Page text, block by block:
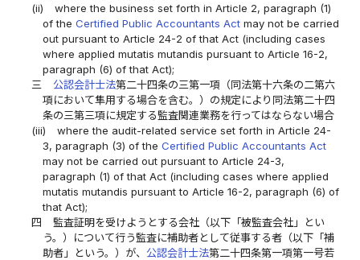
(ii)
where the business set forth in Article 2, paragraph (1)
of the Certified Public Accountants Actmay not be carried
out pursuant to Article 24-2 of that Act (including cases
where applied mutatis mutandis pursuant to Article 16-2,
paragraph (6) of that Act);
三
公認会計士法第二十四条の三第一項（同法第十六条の二第六
項において隼用する場合を含む。）の規定により同法第二十四
条の三第三項に規定する監査関連業務を行ってはならない場合
(iii)
where the audit-related service set forth in Article 24-
3, paragraph (3) of the Certified Public Accountants Act
may not be carried out pursuant to Article 24-3,
paragraph (1) of that Act (including cases where applied
mutatis mutandis pursuant to Article 16-2, paragraph (6) of
that Act);
四
監査証明を受けようとする会社（以下「被監査会社」とい
う。）について行う監査に補助者として従事する者（以下「補
助者」という。）が、 公認会計士法第二十四条第一項第一号若